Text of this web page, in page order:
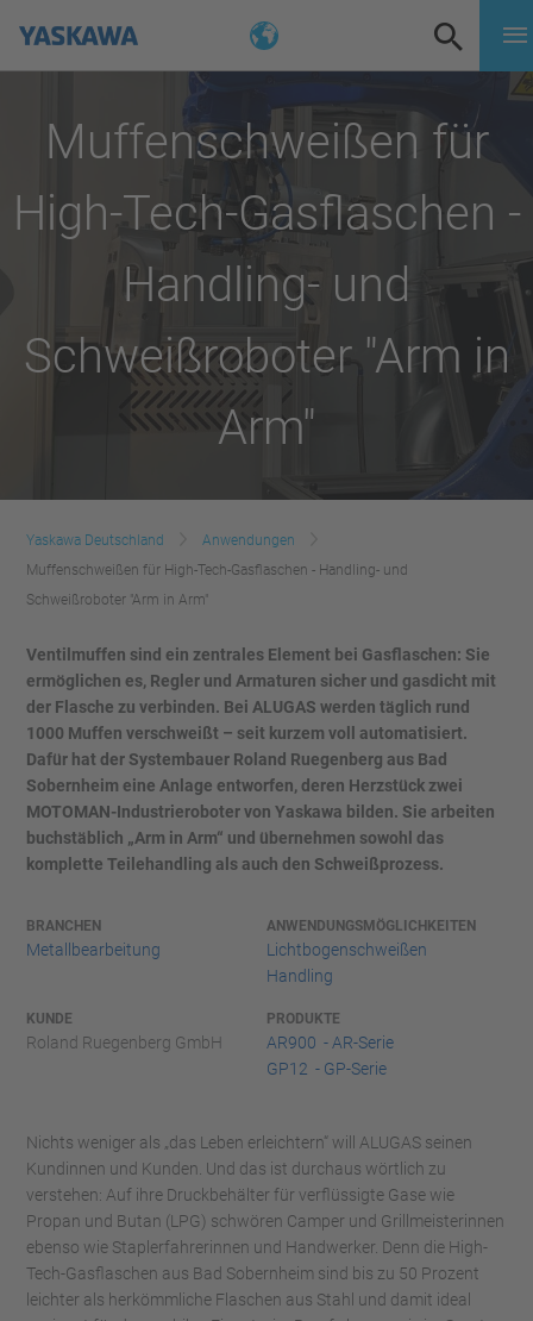
Muffenschweißen für
High-Tech-Gasflaschen -
Handling- und
Schweißroboter "Arm in
Arm"
Yaskawa Deutschland
Anwendungen
Muffenschweißen für High-Tech-Gasflaschen - Handling- und
Schweißroboter "Arm in Arm"
Ventilmuffen sind ein zentrales Element bei Gasflaschen: Sie
ermöglichen es, Regler und Armaturen sicher und gasdicht mit
der Flasche zu verbinden. Bei ALUGAS werden täglich rund
1000 Muffen verschweißt – seit kurzem voll automatisiert.
Dafür hat der Systembauer Roland Ruegenberg aus Bad
Sobernheim eine Anlage entworfen, deren Herzstück zwei
MOTOMAN-Industrieroboter von Yaskawa bilden. Sie arbeiten
buchstäblich „Arm in Arm“ und übernehmen sowohl das
komplette Teilehandling als auch den Schweißprozess.
BRANCHEN
Metallbearbeitung
ANWENDUNGSMÖGLICHKEITEN
Lichtbogenschweißen
Handling
KUNDE
Roland Ruegenberg GmbH
PRODUKTE
AR900 - AR-Serie
GP12 - GP-Serie
Nichts weniger als „das Leben erleichtern“ will ALUGAS seinen
Kundinnen und Kunden. Und das ist durchaus wörtlich zu
verstehen: Auf ihre Druckbehälter für verflüssigte Gase wie
Propan und Butan (LPG) schwören Camper und Grillmeisterinnen
ebenso wie Staplerfahrerinnen und Handwerker. Denn die High-
Tech-Gasflaschen aus Bad Sobernheim sind bis zu 50 Prozent
leichter als herkömmliche Flaschen aus Stahl und damit ideal